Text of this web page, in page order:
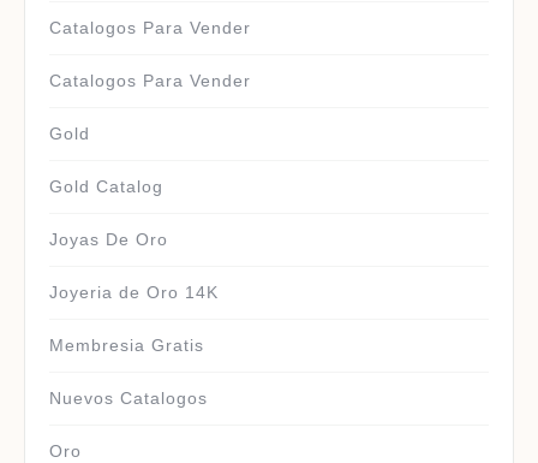
Catalogos Para Vender
Catalogos Para Vender
Gold
Gold Catalog
Joyas De Oro
Joyeria de Oro 14K
Membresia Gratis
Nuevos Catalogos
Oro